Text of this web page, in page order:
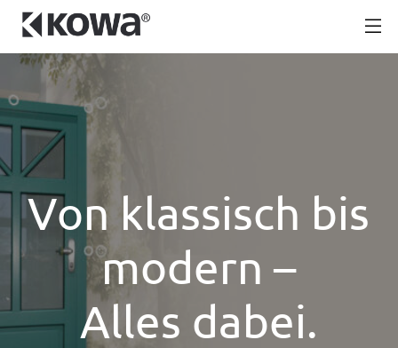
Von klassisch bis
modern –
Alles dabei.